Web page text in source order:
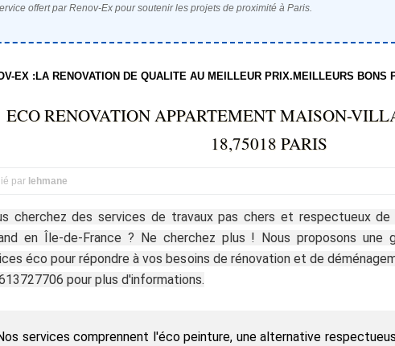
offert par Renov-Ex pour soutenir les projets de proximité à Paris.
EX :LA RENOVATION DE QUALITE AU MEILLEUR PRIX.MEILLEURS BONS
ECO RENOVATION APPARTEMENT MAISON-
18,75018 PARIS
par lehmane
cherchez des services de travaux pas chers et respectueux de
en Île-de-France ? Ne cherchez plus ! Nous proposons une
éco pour répondre à vos besoins de rénovation et de
pour plus d'informations.
services comprennent l'éco peinture, une alternative